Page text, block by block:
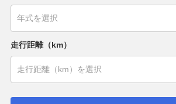
走行距離（km）